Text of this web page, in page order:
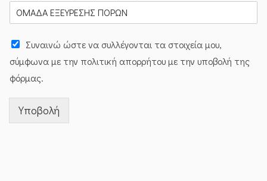
Συναινώ ώστε να συλλέγoνται τα στοιχεία μου,
σύμφωνα με την πολιτική απορρήτου με την υποβολή της
φόρμας.
Υποβολή